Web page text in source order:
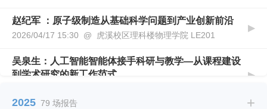
赵纪军 ：原子级制造从基础科学问题到产业创新前沿
2026/04/17 15:30 @ 虎溪校区理科楼物理学院 LE201
▶
吴泉生：人工智能智能体接手科研与教学—从课程建设
到学术研究的新工作范式
▶
2025 79 场报告 +